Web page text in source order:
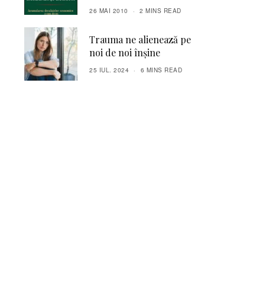
26 MAI 2010 2 MINS READ
Trauma ne alienează pe
noi de noi înșine
25 IUL. 2024 6 MINS READ